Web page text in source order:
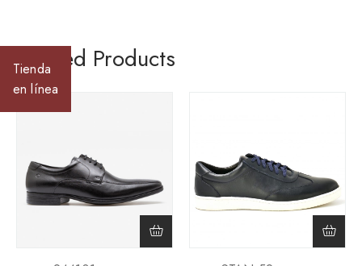
Tienda
en línea
Related Products